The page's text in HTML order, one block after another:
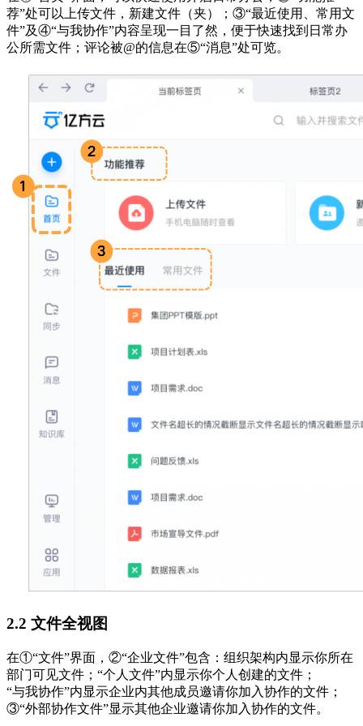
荐”处可以上传文件，新建文件（夹）；③“最近使用、常用文
件”及④“与我协作”内容呈现一目了然，便于快速找到日常办
公所需文件；评论被@的信息在⑤“消息”处可览。
2.2 文件全视图
在①“文件”界面，②“企业文件”包含：组织架构内显示你所在
部门可见文件；“个人文件”内显示你个人创建的文件；
“与我协作”内显示企业内其他成员邀请你加入协作的文件；
③“外部协作文件”显示其他企业邀请你加入协作的文件。